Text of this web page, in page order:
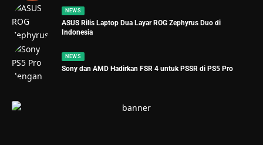
NEWS
ASUS Rilis Laptop Dua Layar ROG Zephyrus Duo di
Indonesia
NEWS
Sony dan AMD Hadirkan FSR 4 untuk PSSR di PS5 Pro